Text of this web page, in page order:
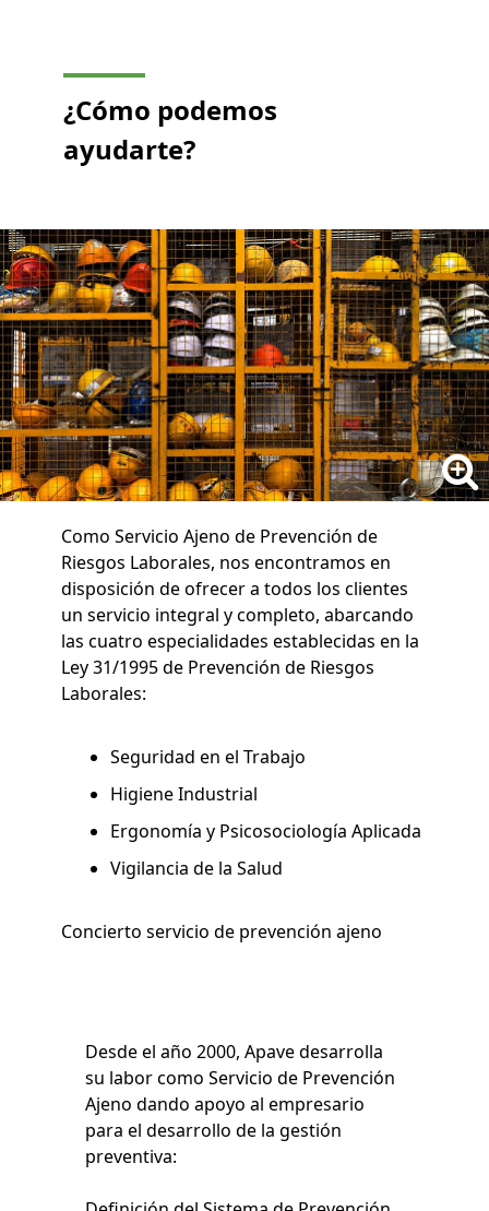
¿Cómo podemos
ayudarte?
Como Servicio Ajeno de Prevención de
Riesgos Laborales, nos encontramos en
disposición de ofrecer a todos los clientes
un servicio integral y completo, abarcando
las cuatro especialidades establecidas en la
Ley 31/1995 de Prevención de Riesgos
Laborales:
Seguridad en el Trabajo
Higiene Industrial
Ergonomía y Psicosociología Aplicada
Vigilancia de la Salud
Concierto servicio de prevención ajeno
Desde el año 2000, Apave desarrolla
su labor como Servicio de Prevención
Ajeno dando apoyo al empresario
para el desarrollo de la gestión
preventiva: